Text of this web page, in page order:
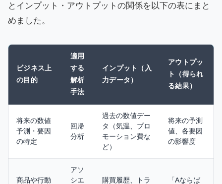
とインプット・アウトプットの関係を以下の表にまと
めました。
ビジネス上
の目的
適用
する
解析
手法
インプット（入
力データ）
アウトプッ
ト（得られ
る結果）
将来の数値
予測・要因
の特定
回帰
分析
過去の数値デー
タ（気温、プロ
モーション費な
ど）
将来の予測
値、各要因
の影響度
商品や行動
アソ
シエ
購買履歴、トラ
「Aならば